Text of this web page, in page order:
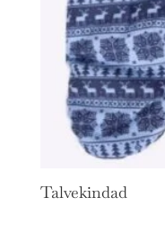
Talvekindad